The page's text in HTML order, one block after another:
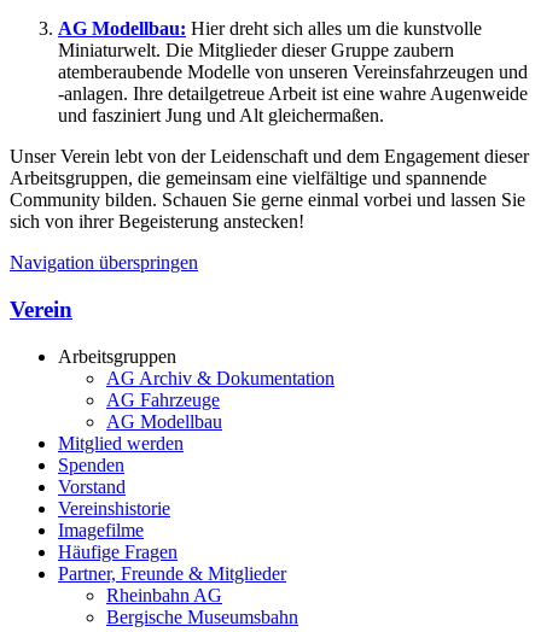
AG Modellbau: Hier dreht sich alles um die kunstvolle
Miniaturwelt. Die Mitglieder dieser Gruppe zaubern
atemberaubende Modelle von unseren Vereinsfahrzeugen und
-anlagen. Ihre detailgetreue Arbeit ist eine wahre Augenweide
und fasziniert Jung und Alt gleichermaßen.
Unser Verein lebt von der Leidenschaft und dem Engagement dieser
Arbeitsgruppen, die gemeinsam eine vielfältige und spannende
Community bilden. Schauen Sie gerne einmal vorbei und lassen Sie
sich von ihrer Begeisterung anstecken!
Navigation überspringen
Verein
Arbeitsgruppen
AG Archiv & Dokumentation
AG Fahrzeuge
AG Modellbau
Mitglied werden
Spenden
Vorstand
Vereinshistorie
Imagefilme
Häufige Fragen
Partner, Freunde & Mitglieder
Rheinbahn AG
Bergische Museumsbahn